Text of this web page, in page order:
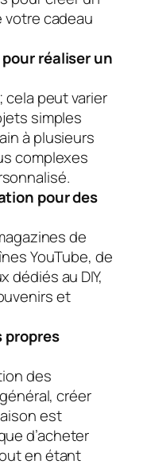
votre cadeau
réaliser un
cela peut varier
simples
à plusieurs
complexes
pour des
de
YouTube, de
dédiés au DIY,
et
propres
des
créer
est
d’acheter
en étant